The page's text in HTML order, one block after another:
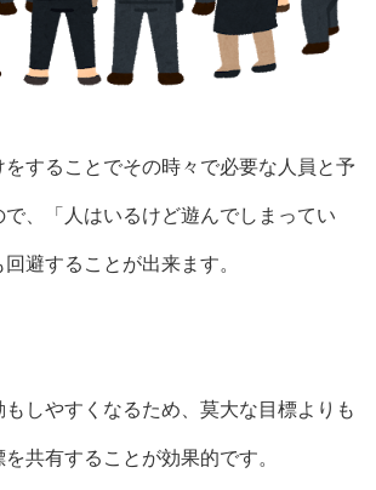
をすることでその時々で必要な人員と予
、「人はいるけど遊んでしまってい
避することが出来ます。
もしやすくなるため、莫大な目標よりも
共有することが効果的です。